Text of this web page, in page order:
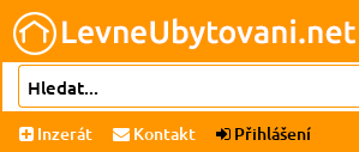
Inzerát Kontakt Přihlášení